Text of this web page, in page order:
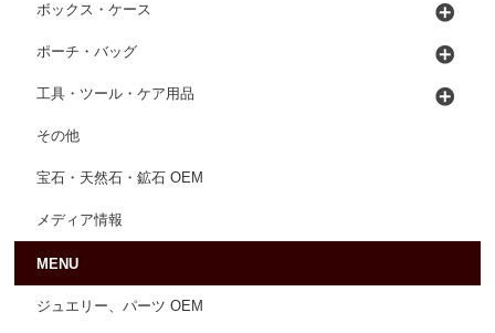
ボックス・ケース
ポーチ・バッグ
工具・ツール・ケア用品
その他
宝石・天然石・鉱石 OEM
メディア情報
MENU
ジュエリー、パーツ OEM